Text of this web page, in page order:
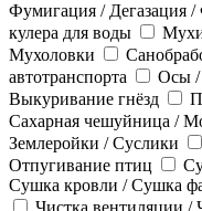
Фумигация / Дегазация /
кулера для воды
Мухоловки
автотранспорта
Осы /
Выкуривание гнёзд
Сахарная чешуйница /
Землеройки / Суслики
Отпугивание птиц
Сушка кровли / Сушка